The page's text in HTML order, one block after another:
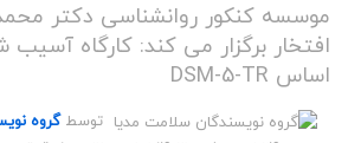
موسسه کنکور روانشناسی دکتر
افتخار برگزار می کند: کارگاه آسیب
اساس DSM-5-TR
توسط گروه